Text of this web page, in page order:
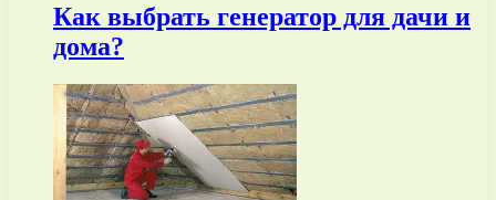
Как выбрать генератор для дачи и
дома?